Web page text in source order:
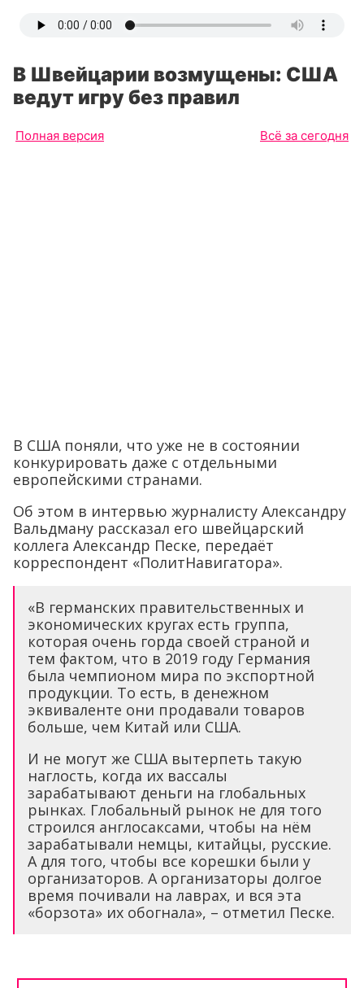
В Швейцарии возмущены: США
ведут игру без правил
Полная версия Всё за сегодня
В США поняли, что уже не в состоянии
конкурировать даже с отдельными
европейскими странами.
Об этом в интервью журналисту Александру
Вальдману рассказал его швейцарский
коллега Александр Песке, передаёт
корреспондент «ПолитНавигатора».
«В германских правительственных и
экономических кругах есть группа,
которая очень горда своей страной и
тем фактом, что в 2019 году Германия
была чемпионом мира по экспортной
продукции. То есть, в денежном
эквиваленте они продавали товаров
больше, чем Китай или США.
И не могут же США вытерпеть такую
наглость, когда их вассалы
зарабатывают деньги на глобальных
рынках. Глобальный рынок не для того
строился англосаксами, чтобы на нём
зарабатывали немцы, китайцы, русские.
А для того, чтобы все корешки были у
организаторов. А организаторы долгое
время почивали на лаврах, и вся эта
«борзота» их обогнала», – отметил Песке.